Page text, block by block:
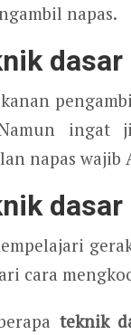
napas.
ingat
napas
cara
teknik